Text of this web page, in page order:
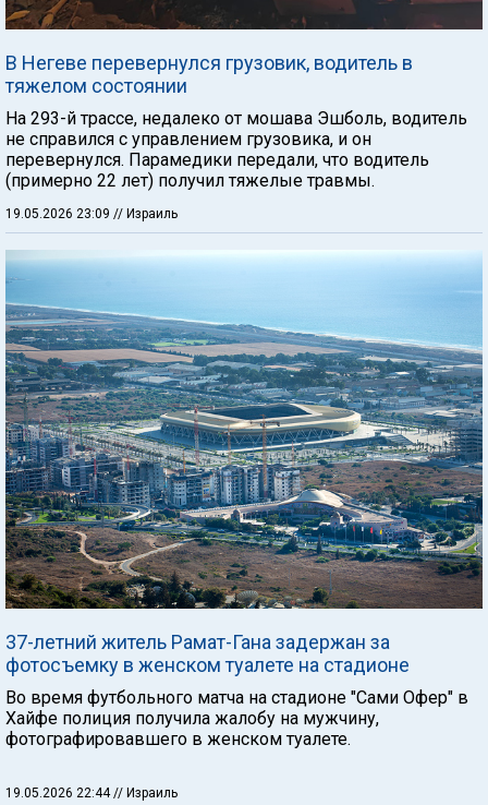
В Негеве перевернулся грузовик, водитель в
тяжелом состоянии
На 293-й трассе, недалеко от мошава Эшболь, водитель
не справился с управлением грузовика, и он
перевернулся. Парамедики передали, что водитель
(примерно 22 лет) получил тяжелые травмы.
19.05.2026 23:09 // Израиль
37-летний житель Рамат-Гана задержан за
фотосъемку в женском туалете на стадионе
Во время футбольного матча на стадионе "Сами Офер" в
Хайфе полиция получила жалобу на мужчину,
фотографировавшего в женском туалете.
19.05.2026 22:44 // Израиль